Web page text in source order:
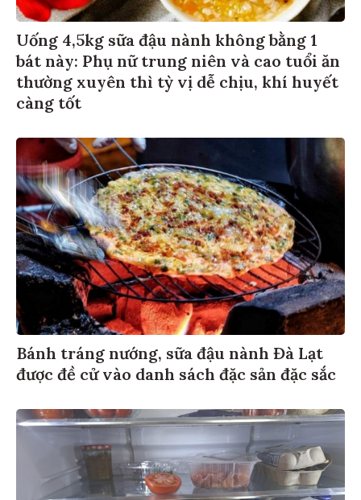
Uống 4,5kg sữa đậu nành không bằng 1
bát này: Phụ nữ trung niên và cao tuổi ăn
thường xuyên thì tỳ vị dễ chịu, khí huyết
càng tốt
Bánh tráng nướng, sữa đậu nành Đà Lạt
được đề cử vào danh sách đặc sản đặc sắc